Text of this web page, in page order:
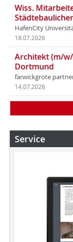
Wiss.
HafenCity
18.07.2026
Architekt (m/
Dortmund
farwickgrote
14.07.2026
Service